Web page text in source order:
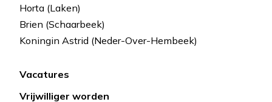
Horta (Laken)
Brien (Schaarbeek)
Koningin Astrid (Neder-Over-Hembeek)
Lien
Vacatures
Vrijwilliger worden